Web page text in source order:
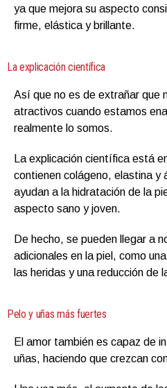
ya que mejora su aspecto
firme, elástica y brillante.
La explicación científica
Así que no es de extrañar que
atractivos cuando estamos
realmente lo somos.
La explicación científica está
contienen colágeno, elastina y
ayudan a la hidratación de la
aspecto sano y joven.
De hecho, se pueden llegar a
adicionales en la piel, como
las heridas y una reducción de
Pelo y uñas más fuertes
El amor también es capaz de
uñas, haciendo que crezcan